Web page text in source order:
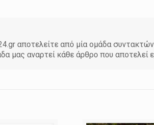
αποτελείτε από μία ομάδα
μας αναρτεί κάθε άρθρο που αποτελεί